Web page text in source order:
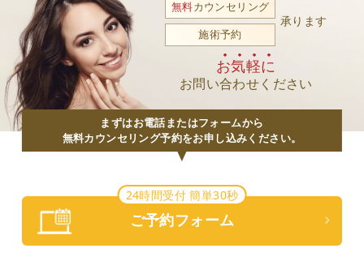
無料カウンセリング
施術予約
承ります
お気軽に
お問い合わせください
まずはお電話またはフォームから
無料カウンセリング予約をお申し込みください。
24時間受付 簡単30秒
ご予約フォーム